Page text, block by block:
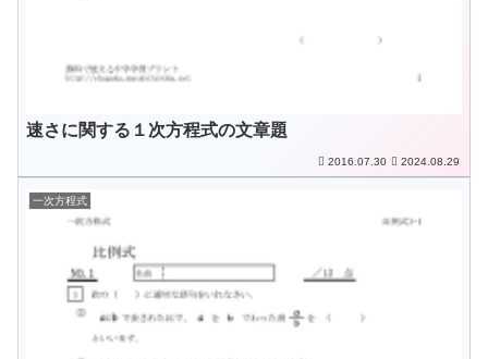
速さに関する１次方程式の文章題
2016.07.30 2024.08.29
一次方程式